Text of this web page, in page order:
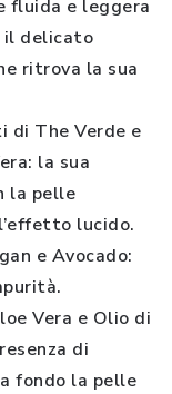
fluida e leggera
il delicato
ritrova la sua
di The Verde e
la sua
la pelle
lucido.
e Avocado:
Vera e Olio di
di
fondo la pelle